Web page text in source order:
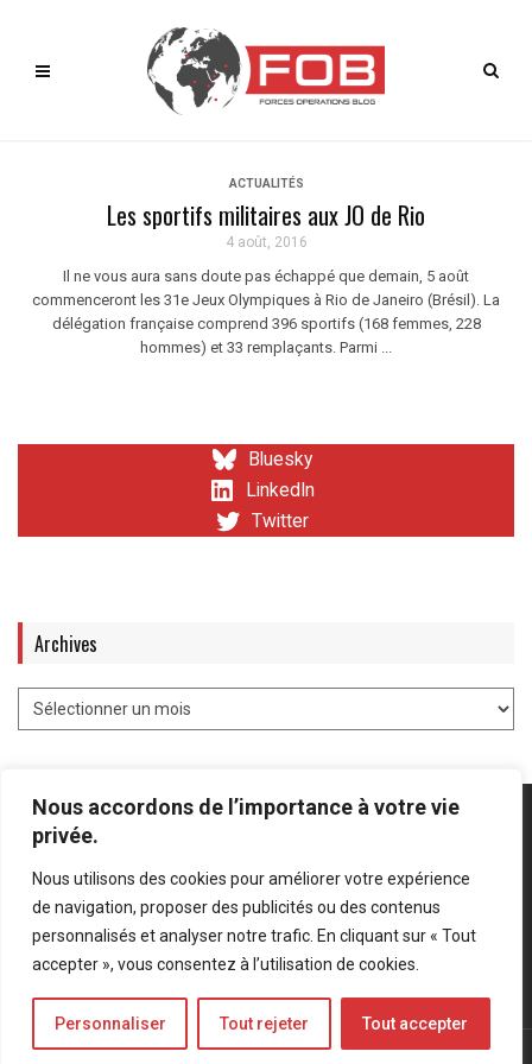
Nous accordons de l’importance à votre vie
privée.
Nous utilisons des cookies pour améliorer votre expérience
de navigation, proposer des publicités ou des contenus
personnalisés et analyser notre trafic. En cliquant sur « Tout
accepter », vous consentez à l’utilisation de cookies.
Personnaliser Tout rejeter Tout accepter
ACTUALITÉS
Les sportifs militaires aux JO de Rio
4 août, 2016
Il ne vous aura sans doute pas échappé que demain, 5 août
commenceront les 31e Jeux Olympiques à Rio de Janeiro (Brésil). La
délégation française comprend 396 sportifs (168 femmes, 228
hommes) et 33 remplaçants. Parmi ...
Bluesky
LinkedIn
Twitter
Archives
Mentions légales Politique de confidentialité
Bluesky
LinkedIn
Twitter
© Forces Operations Blog - 2022